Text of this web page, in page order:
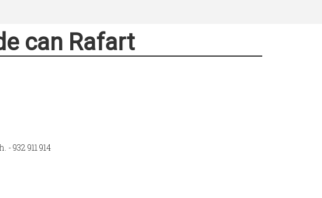
can Rafart
932 911 914